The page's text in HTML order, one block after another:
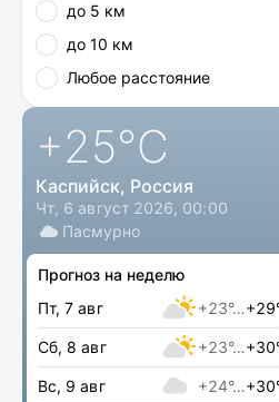
до 5 км
до 10 км
Любое расстояние
+25°C
Каспийск, Россия
Чт, 6 август 2026, 00:00
Пасмурно
Прогноз на неделю
Пт, 7 авг
+23°…
Сб, 8 авг +23°…
Вс, 9 авг +24°…